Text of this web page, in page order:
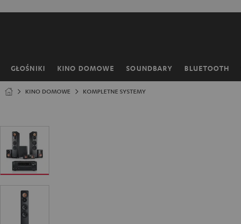
GŁOŚNIKI KINO DOMOWE SOUNDBARY BLUETOOTH
Strona
KINO DOMOWE KOMPLETNE SYSTEMY